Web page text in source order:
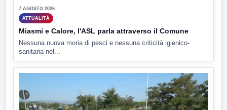
7 AGOSTO 2026
ATTUALITÀ
Miasmi e Calore, l'ASL parla attraverso il Comune
Nessuna nuova moria di pesci e nessuna criticità igienico-
sanitaria nel...